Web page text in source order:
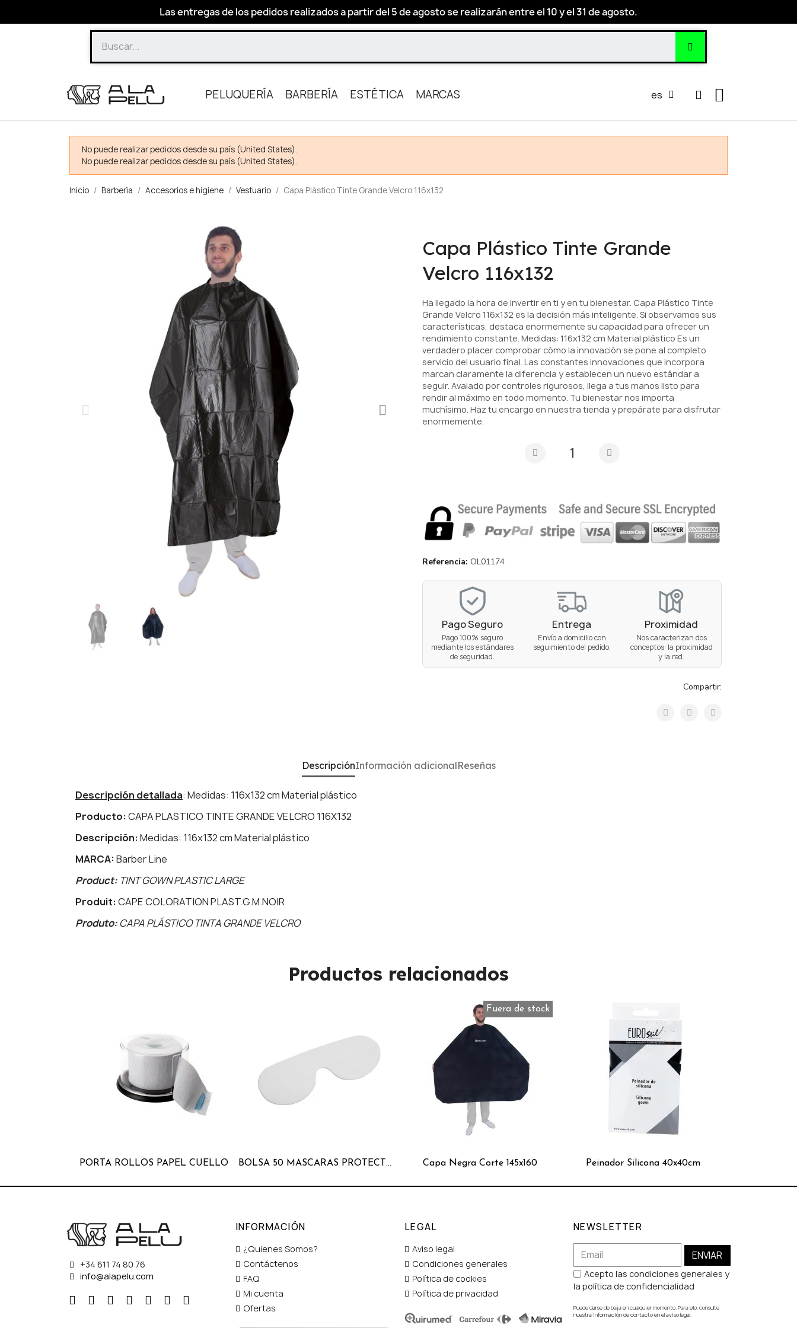
Las entregas de los pedidos realizados a partir del 5 de agosto se realizarán entre el 10 y el 31 de agosto.
PELUQUERÍA BARBERÍA ESTÉTICA MARCAS es
No puede realizar pedidos desde su país (United States).
No puede realizar pedidos desde su país (United States).
Inicio Barbería Accesorios e higiene Vestuario Capa Plástico Tinte Grande Velcro 116x132
Capa Plástico Tinte Grande
Velcro 116x132
Ha llegado la hora de invertir en ti y en tu bienestar. Capa Plástico Tinte
Grande Velcro 116x132 es la decisión más inteligente. Si observamos sus
características, destaca enormemente su capacidad para ofrecer un
rendimiento constante. Medidas: 116x132 cm Material plástico Es un
verdadero placer comprobar cómo la innovación se pone al completo
servicio del usuario final. Las constantes innovaciones que incorpora
marcan claramente la diferencia y establecen un nuevo estándar a
seguir. Avalado por controles rigurosos, llega a tus manos listo para
rendir al máximo en todo momento. Tu bienestar nos importa
muchísimo. Haz tu encargo en nuestra tienda y prepárate para disfrutar
enormemente.
Referencia OL01174
Pago Seguro
Pago 100% seguro
mediante los estándares
de seguridad.
Entrega
Envío a domicilio con
seguimiento del pedido.
Proximidad
Nos caracterizan dos
conceptos: la proximidad
y la red.
Compartir:
DescripciónInformación adicionalReseñas
Descripción detallada: Medidas: 116x132 cm Material plástico
Producto:CAPA PLASTICO TINTE GRANDE VELCRO 116X132
Descripción:Medidas: 116x132 cm Material plástico
MARCA:Barber Line
Product: TINT GOWN PLASTIC LARGE
Produit:CAPE COLORATION PLAST.G.M.NOIR
Produto: CAPA PLÁSTICO TINTA GRANDE VELCRO
Productos relacionados
PORTA ROLLOS PAPEL CUELLO BOLSA 50 MASCARAS PROTECTOR OJOS
Fuera de stock
Capa Negra Corte 145x160 Peinador Silicona 40x40cm
+34 611 74 80 76
info@alapelu.com
INFORMACIÓN
¿Quienes Somos?
Contáctenos
FAQ
Mi cuenta
Ofertas
LEGAL
Aviso legal
Condiciones generales
Política de cookies
Política de privacidad
NEWSLETTER
ENVIAR
Acepto las condiciones generales y
la política de confidencialidad
Puede darse de baja en cualquier momento. Para ello, consulte
nuestra información de contacto en el aviso legal.